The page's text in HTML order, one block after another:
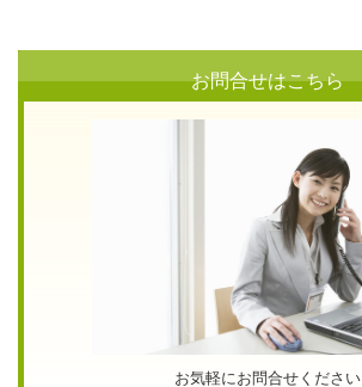
お問合せはこちら
お気軽にお問合せください